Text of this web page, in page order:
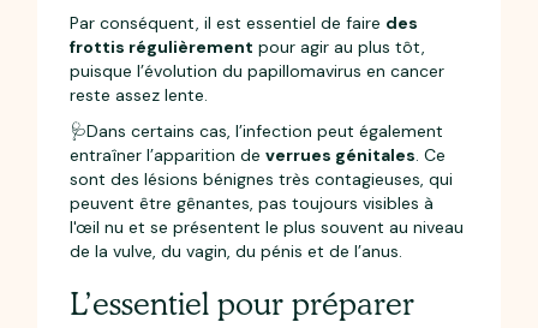
Par conséquent, il est essentiel de faire des
frottis régulièrement pour agir au plus tôt,
puisque l’évolution du papillomavirus en cancer
reste assez lente.
🩺Dans certains cas, l’infection peut également
entraîner l’apparition deverrues génitales. Ce
sont des lésions bénignes très contagieuses, qui
peuvent être gênantes, pas toujours visibles à
l'œil nu et se présentent le plus souvent au niveau
de la vulve, du vagin, du pénis et de l’anus.
L’essentiel pour préparer